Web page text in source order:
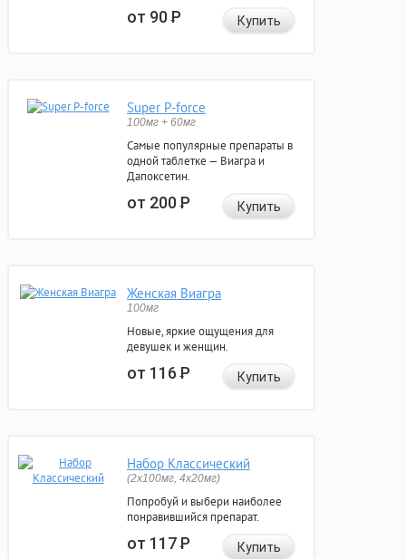
от 90Р Купить
Super P-force
100мг + 60мг
Самые популярные препараты в
одной таблетке — Виагра и
Дапоксетин.
от 200Р Купить
Женская Виагра
100мг
Новые, яркие ощущения для
девушек и женщин.
от 116Р Купить
Набор Классический
(2x100мг, 4x20мг)
Попробуй и выбери наиболее
понравившийся препарат.
от 117Р Купить